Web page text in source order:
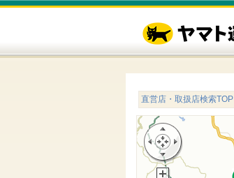
直営店・取扱店検索TOP